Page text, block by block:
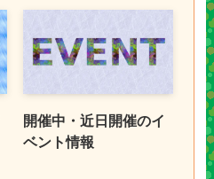
開催中・近日開催のイ
ベント情報